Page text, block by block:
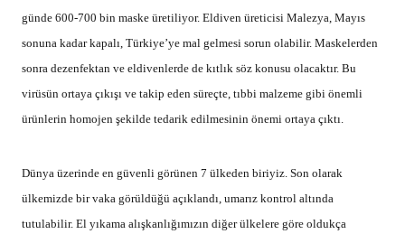
günde 600-700 bin maske üretiliyor. Eldiven üreticisi Malezya, Mayıs
sonuna kadar kapalı, Türkiye’ye mal gelmesi sorun olabilir. Maskelerden
sonra dezenfektan ve eldivenlerde de kıtlık söz konusu olacaktır. Bu
virüsün ortaya çıkışı ve takip eden süreçte, tıbbi malzeme gibi önemli
ürünlerin homojen şekilde tedarik edilmesinin önemi ortaya çıktı.
Dünya üzerinde en güvenli görünen 7 ülkeden biriyiz. Son olarak
ülkemizde bir vaka görüldüğü açıklandı, umarız kontrol altında
tutulabilir. El yıkama alışkanlığımızın diğer ülkelere göre oldukça